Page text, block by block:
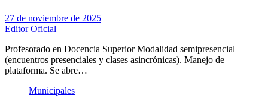
27 de noviembre de 2025
Editor Oficial
Profesorado en Docencia Superior Modalidad semipresencial
(encuentros presenciales y clases asincrónicas). Manejo de
plataforma. Se abre…
Municipales